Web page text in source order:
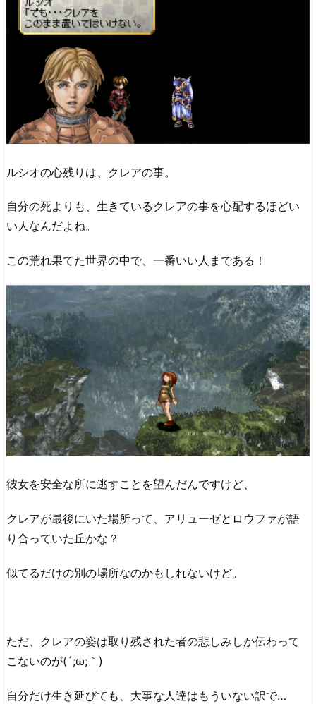
ルシオの心残りは、クレアの事。
自分の死よりも、生きているクレアの事を心配するほどい
い人なんだよね。
この荒れ果てた世界の中で、一番いい人まである！
彼女を安全な所に逃すことを望んだんですけど、
クレアが最後にいた場所って、アリューゼとロウファが語
り合っていた丘かな？
似てるだけの別の場所なのかもしれないけど。
ただ、クレアの姿は取り残された者の悲しみしか伝わって
こないのが(´;ω;｀)
自分だけ生き延びても、大事な人達はもういない訳で…